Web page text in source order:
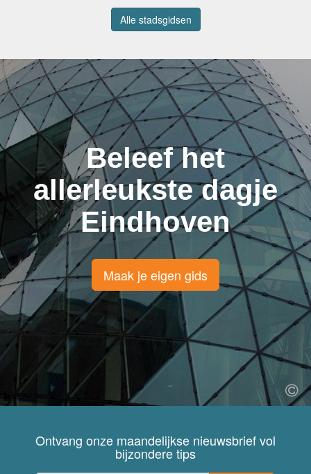
Alle stadsgidsen
Beleef het
allerleukste dagje
Eindhoven
Maak je eigen gids
Ontvang onze maandelijkse nieuwsbrief vol
bijzondere tips